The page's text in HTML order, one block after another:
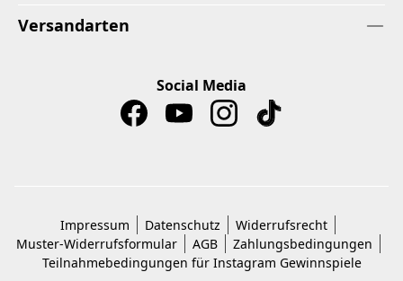
Versandarten
Social Media
Impressum Datenschutz
Widerrufsrecht
Muster-Widerrufsformular
AGB
Zahlungsbedingungen
Teilnahmebedingungen für Instagram Gewinnspiele